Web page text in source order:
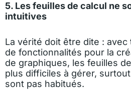
5. Les feuilles de calcul ne
intuitives
La vérité doit être dite :
de fonctionnalités pour la
de graphiques, les feuilles
plus difficiles à gérer,
sont pas habitués.